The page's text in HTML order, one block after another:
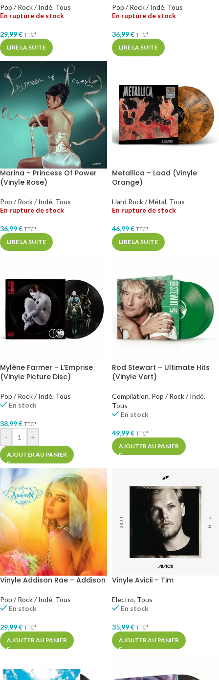
Pop / Rock / Indé, Tous
En rupture de stock
29,99€ TTC*
LIRE LA SUITE
Pop / Rock / Indé, Tous
En rupture de stock
36,99€ TTC*
LIRE LA SUITE
Marina – Princess Of Power
(Vinyle Rose)
Pop / Rock / Indé, Tous
En rupture de stock
36,99€ TTC*
LIRE LA SUITE
Metallica – Load (Vinyle
Orange)
Hard Rock / Métal, Tous
En rupture de stock
46,99€ TTC*
LIRE LA SUITE
Mylène Farmer – L’Emprise
(Vinyle Picture Disc)
Pop / Rock / Indé, Tous
En stock
38,99€ TTC*
- +
AJOUTER AU PANIER
Rod Stewart – Ultimate Hits
(Vinyle Vert)
Compilation, Pop / Rock / Indé,
Tous
En stock
49,99€ TTC*
AJOUTER AU PANIER
Vinyle Addison Rae – Addison
Pop / Rock / Indé, Tous
En stock
29,99€ TTC*
AJOUTER AU PANIER
Vinyle Avicii – Tim
Electro, Tous
En stock
35,99€ TTC*
AJOUTER AU PANIER